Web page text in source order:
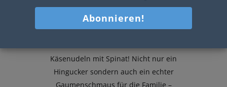
Käsenudeln mit Spinat! Nicht nur ein
Hingucker sondern auch ein echter
Gaumenschmaus für die Familie –